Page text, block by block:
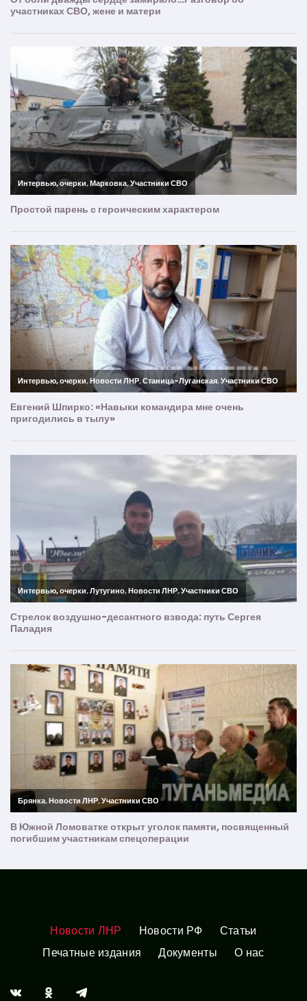
Новости ЛНР Новости РФ
Статьи
Печатные издания
Документы О нас